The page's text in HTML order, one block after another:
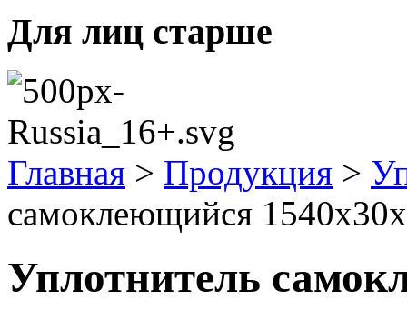
Для лиц старше
Главная > Продукция >
самоклеющийся
Уплотнитель